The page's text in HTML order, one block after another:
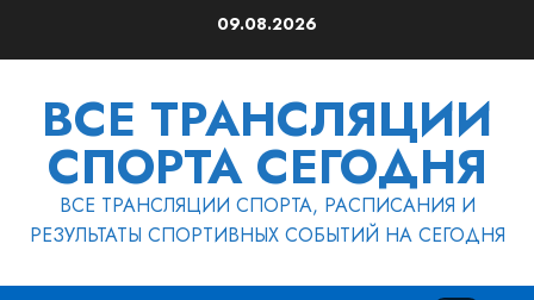
09.08.2026
ВСЕ ТРАНСЛЯЦИИ
СПОРТА СЕГОДНЯ
ВСЕ ТРАНСЛЯЦИИ СПОРТА, РАСПИСАНИЯ И
РЕЗУЛЬТАТЫ СПОРТИВНЫХ СОБЫТИЙ НА СЕГОДНЯ